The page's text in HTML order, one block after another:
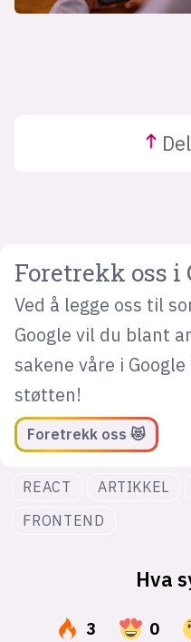
Del
Foretrekk oss i
Ved å legge oss til
Google vil du blant
sakene våre i
støtten!
Foretrekk oss 😻
REACT ARTIKKEL
FRONTEND